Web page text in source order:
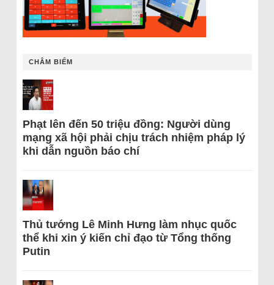
CHÂM BIẾM
Phạt lên đến 50 triệu đồng: Người dùng
mạng xã hội phải chịu trách nhiệm pháp lý
khi dẫn nguồn báo chí
Thủ tướng Lê Minh Hưng làm nhục quốc
thể khi xin ý kiến chỉ đạo từ Tổng thống
Putin